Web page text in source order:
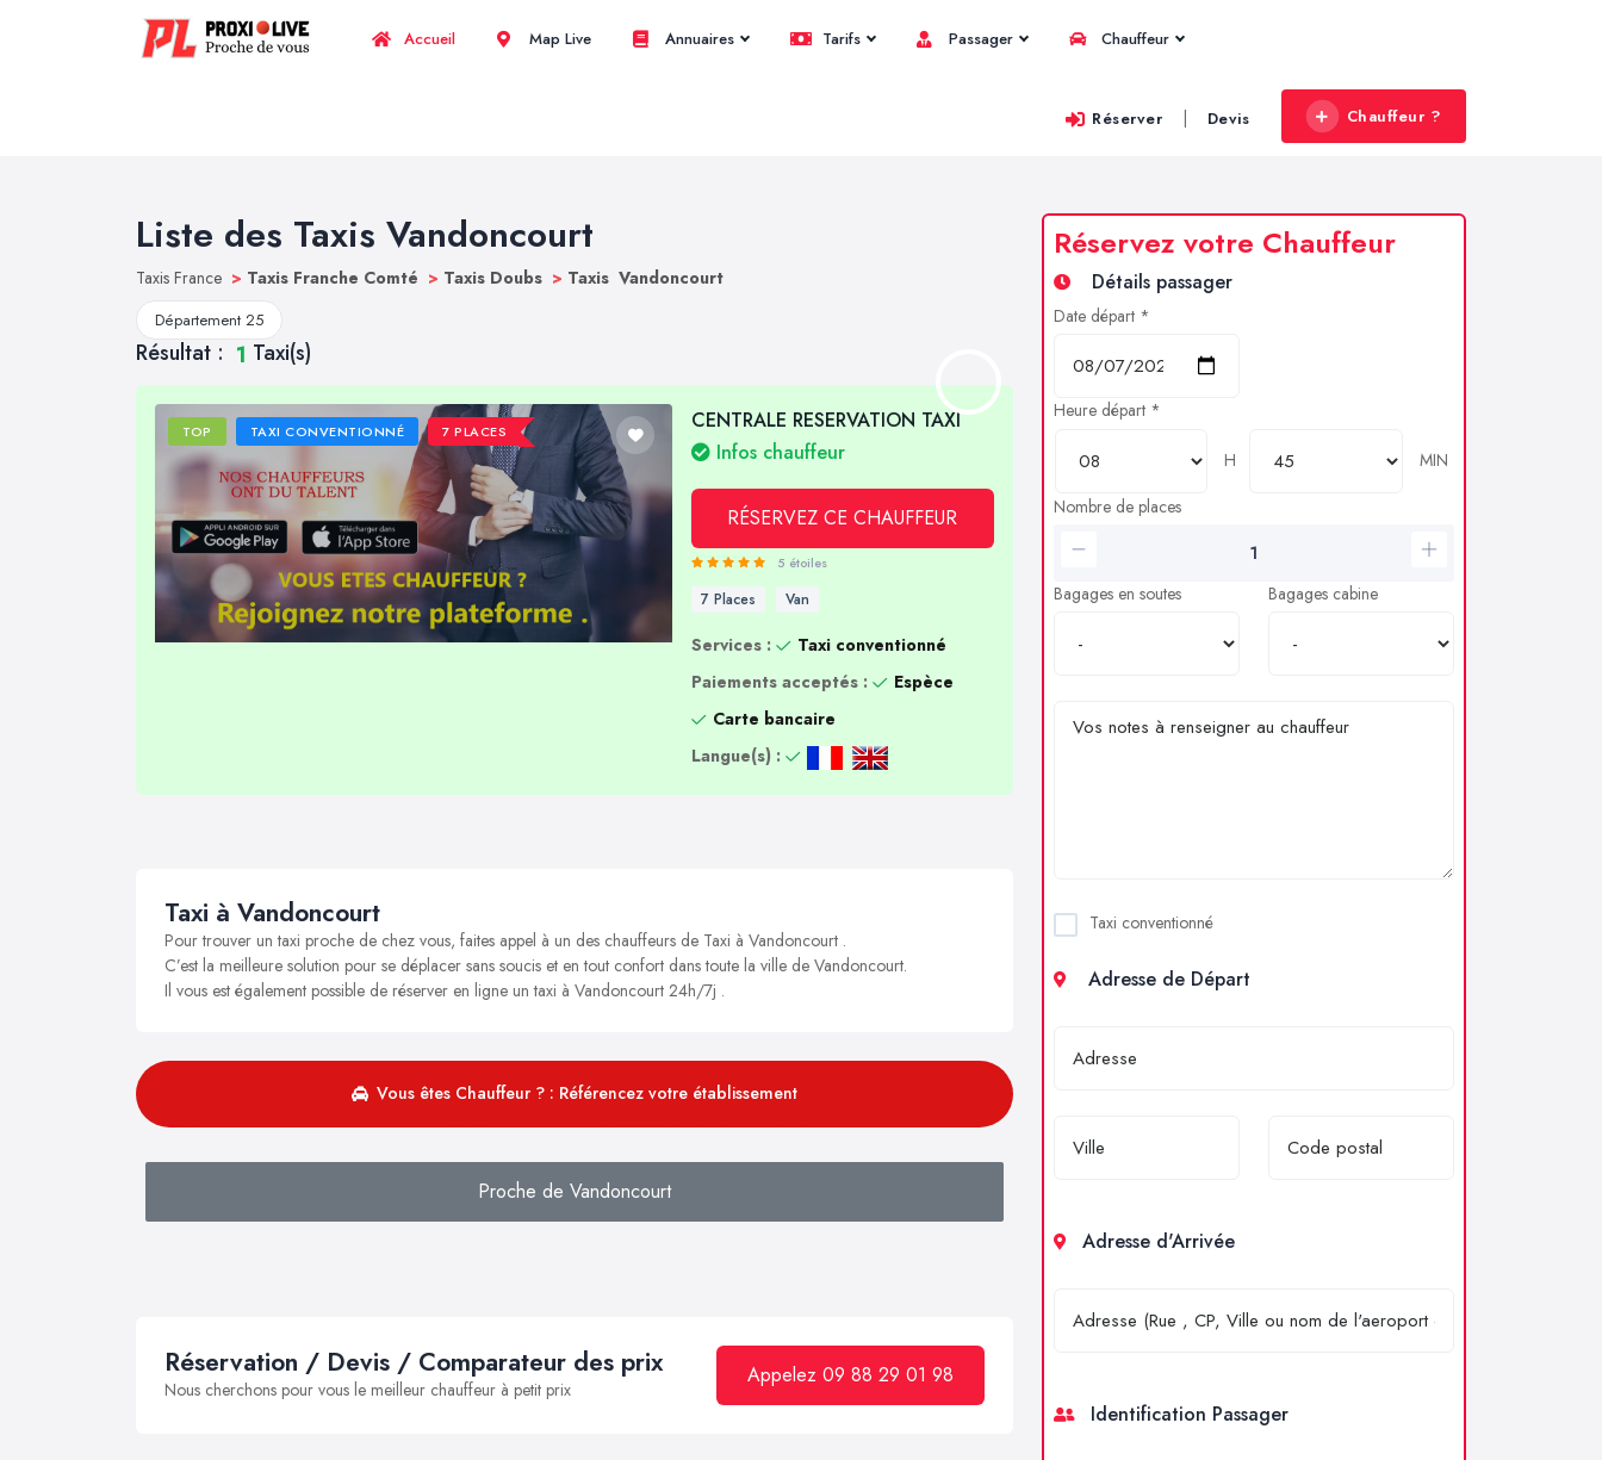
Accueil Map Live Annuaires Tarifs Passager Chauffeur
Réserver | Devis Chauffeur ?
Liste des Taxis Vandoncourt
Taxis France > Taxis Franche Comté > Taxis Doubs > Taxis Vandoncourt
Département 25
Résultat : 1 Taxi(s)
TOP TAXI CONVENTIONNÉ 7 PLACES
CENTRALE RESERVATION TAXI
Infos chauffeur
RÉSERVEZ CE CHAUFFEUR
5 étoiles
7 Places Van
Services :
Taxi conventionné
Paiements acceptés :
Espèce
Carte bancaire
Langue(s) :
Taxi à Vandoncourt
Pour trouver un taxi proche de chez vous, faites appel à un des chauffeurs de Taxi à Vandoncourt .
C’est la meilleure solution pour se déplacer sans soucis et en tout confort dans toute la ville de Vandoncourt.
Il vous est également possible de réserver en ligne un taxi à Vandoncourt 24h/7j .
Vous êtes Chauffeur ? : Référencez votre établissement
Proche de Vandoncourt
Réservation / Devis / Comparateur des prix
Nous cherchons pour vous le meilleur chauffeur à petit prix
Appelez 09 88 29 01 98
Réservez votre Chauffeur
Détails passager
Date départ *
Heure départ *
H
MIN
Nombre de places
Bagages en soutes Bagages cabine
Taxi conventionné
Adresse de Départ
Adresse d'Arrivée
Identification Passager